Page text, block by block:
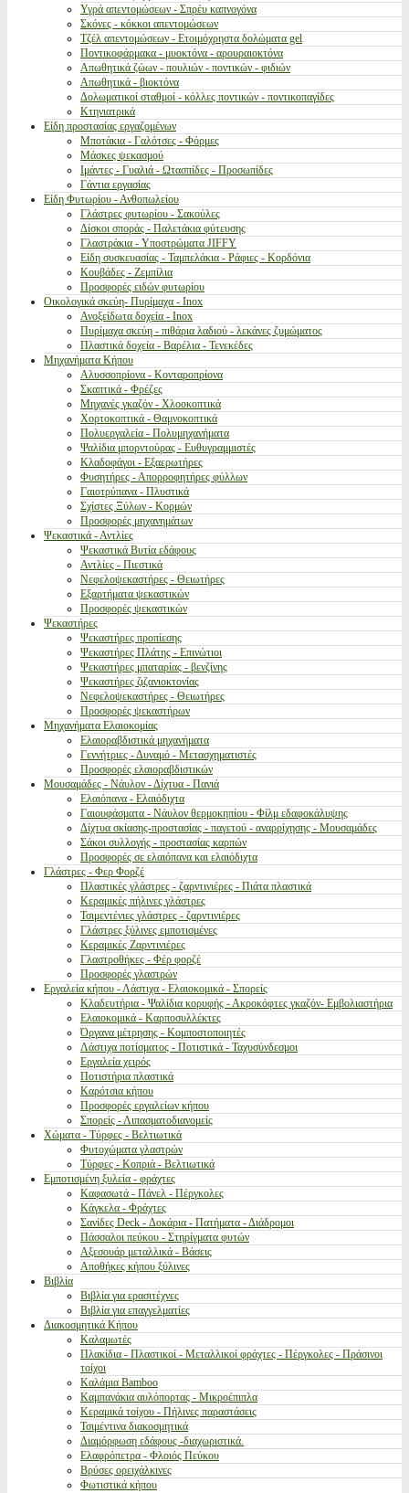
Υγρά απεντομώσεων - Σπρέυ καπνογόνα
Σκόνες - κόκκοι απεντομώσεων
Τζέλ απεντομώσεων - Ετοιμόχρηστα δολώματα gel
Ποντικοφάρμακα - μυοκτόνα - αρουραιοκτόνα
Απωθητικά ζώων - πουλιών - ποντικών - φιδιών
Απωθητικά - βιοκτόνα
Δολωματικοί σταθμοί - κόλλες ποντικών - ποντικοπαγίδες
Κτηνιατρικά
Είδη προστασίας εργαζομένων
Μποτάκια - Γαλότσες - Φόρμες
Μάσκες ψεκασμού
Ιμάντες - Γυαλιά - Ωτασπίδες - Προσωπίδες
Γάντια εργασίας
Είδη Φυτωρίου - Ανθοπωλείου
Γλάστρες φυτωρίου - Σακούλες
Δίσκοι σποράς - Παλετάκια φύτευσης
Γλαστράκια - Υποστρώματα JIFFY
Είδη συσκευασίας - Ταμπελάκια - Ράφιες - Κορδόνια
Κουβάδες - Ζεμπίλια
Προσφορές ειδών φυτωρίου
Οικολογικά σκεύη- Πυρίμαχα - Inox
Ανοξείδωτα δοχεία - Inox
Πυρίμαχα σκεύη - πιθάρια λαδιού - λεκάνες ζυμώματος
Πλαστικά δοχεία - Βαρέλια - Τενεκέδες
Μηχανήματα Κήπου
Αλυσσοπρίονα - Κονταροπρίονα
Σκαπτικά - Φρέζες
Μηχανές γκαζόν - Χλοοκοπτικά
Χορτοκοπτικά - Θαμνοκοπτικά
Πολυεργαλεία - Πολυμηχανήματα
Ψαλίδια μπορντούρας - Ευθυγραμμιστές
Κλαδοφάγοι - Εξαερωτήρες
Φυσητήρες - Απορροφητήρες φύλλων
Γαιοτρύπανα - Πλυστικά
Σχίστες Ξύλων - Κορμών
Προσφορές μηχανημάτων
Ψεκαστικά - Αντλίες
Ψεκαστικά Βυτία εδάφους
Αντλίες - Πιεστικά
Νεφελοψεκαστήρες - Θειωτήρες
Εξαρτήματα ψεκαστικών
Προσφορές ψεκαστικών
Ψεκαστήρες
Ψεκαστήρες προπίεσης
Ψεκαστήρες Πλάτης - Επινώτιοι
Ψεκαστήρες μπαταρίας - βενζίνης
Ψεκαστήρες ζιζανιοκτονίας
Νεφελοψεκαστήρες - Θειωτήρες
Προσφορές ψεκαστήρων
Μηχανήματα Ελαιοκομίας
Ελαιοραβδιστικά μηχανήματα
Γεννήτριες - Δυναμό - Μετασχηματιστές
Προσφορές ελαιοραβδιστικών
Μουσαμάδες - Νάυλον - Δίχτυα - Πανιά
Ελαιόπανα - Ελαιόδιχτα
Γαιουφάσματα - Νάυλον θερμοκηπίου - Φίλμ εδαφοκάλυψης
Δίχτυα σκίασης-προστασίας - παγετού - αναρρίχησης - Μουσαμάδες
Σάκοι συλλογής - προστασίας καρπών
Προσφορές σε ελαιόπανα και ελαιόδιχτα
Γλάστρες - Φερ Φορζέ
Πλαστικές γλάστρες - ζαρντινιέρες - Πιάτα πλαστικά
Κεραμικές πήλινες γλάστρες
Τσιμεντένιες γλάστρες - ζαρντινιέρες
Γλάστρες ξύλινες εμποτισμένες
Κεραμικές Ζαρντινιέρες
Γλαστροθήκες - Φέρ φορζέ
Προσφορές γλαστρών
Εργαλεία κήπου - Λάστιχα - Ελαιοκομικά - Σπορείς
Κλαδευτήρια - Ψαλίδια κορυφής - Ακροκόφτες γκαζόν- Εμβολιαστήρια
Ελαιοκομικά - Καρποσυλλέκτες
Όργανα μέτρησης - Κομποστοποιητές
Λάστιχα ποτίσματος - Ποτιστικά - Ταχυσύνδεσμοι
Εργαλεία χειρός
Ποτιστήρια πλαστικά
Καρότσια κήπου
Προσφορές εργαλείων κήπου
Σπορείς - Λιπασματοδιανομείς
Χώματα - Τύρφες - Βελτιωτικά
Φυτοχώματα γλαστρών
Τύρφες - Κοπριά - Βελτιωτικά
Εμποτισμένη ξυλεία - φράχτες
Καφασωτά - Πάνελ - Πέργκολες
Κάγκελα - Φράχτες
Σανίδες Deck - Δοκάρια - Πατήματα - Διάδρομοι
Πάσσαλοι πεύκου - Στηρίγματα φυτών
Αξεσουάρ μεταλλικά - Βάσεις
Αποθήκες κήπου ξύλινες
Βιβλία
Βιβλία για ερασιτέχνες
Βιβλία για επαγγελματίες
Διακοσμητικά Κήπου
Καλαμωτές
Πλακίδια - Πλαστικοί - Μεταλλικοί φράχτες - Πέργκολες - Πράσινοι
τοίχοι
Καλάμια Bamboo
Καμπανάκια αυλόπορτας - Μικροέπιπλα
Κεραμικά τοίχου - Πήλινες παραστάσεις
Τσιμέντινα διακοσμητικά
Διαμόρφωση εδάφους -διαχωριστικά.
Ελαφρόπετρα - Φλοιός Πεύκου
Βρύσες ορειχάλκινες
Φωτιστικά κήπου